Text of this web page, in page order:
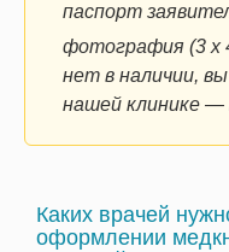
паспорт
фотография (3 х
нет в наличии,
нашей клинике —
Каких врачей
оформлении